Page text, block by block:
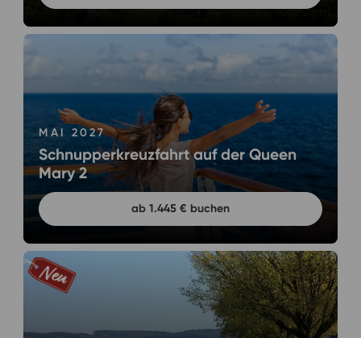
MAI 2027
Schnupperkreuzfahrt auf der Queen
Mary 2
ab 1.445 € buchen